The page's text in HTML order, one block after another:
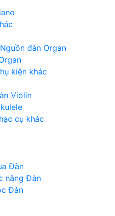
đàn Organ
kiện khác
Violin
cụ khác
Đàn
năng Đàn
Đàn